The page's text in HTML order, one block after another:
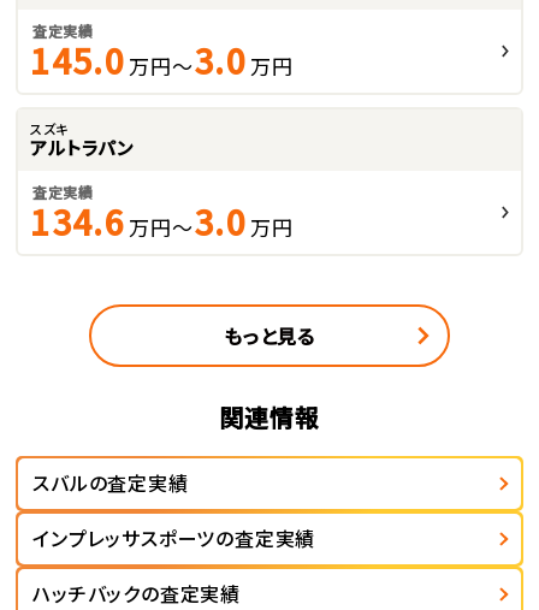
査定実績
145.0 万円～3.0 万円
スズキ
アルトラパン
査定実績
134.6 万円～3.0 万円
もっと見る
関連情報
スバルの査定実績
インプレッサスポーツの査定実績
ハッチバックの査定実績